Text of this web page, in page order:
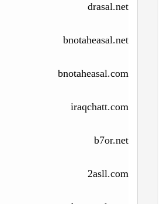
drasal.net
bnotaheasal.net
bnotaheasal.com
iraqchatt.com
b7or.net
2asll.com